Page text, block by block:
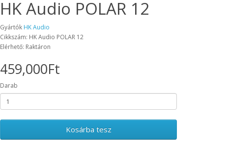
HK Audio POLAR 12
Gyártók HK Audio
Cikkszám: HK Audio POLAR 12
Elérhető: Raktáron
459,000Ft
Darab
Kosárba tesz